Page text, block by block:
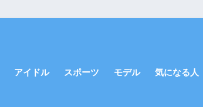
アイドル スポーツ モデル 気になる人